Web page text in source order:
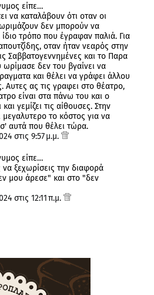
είπε…
να καταλάβουν ότι οταν οι
δεν μπορούν να
τρόπο που έγραφαν παλιά. Για
οταν ήταν νεαρός στην
Σαββατογεννημένες και το Παρα
δεν του βγαίνει να
και θέλει να γράφει άλλου
Αυτες ας τις γραφει στο θέατρο,
είναι στα πάνω του και ο
γεμίζει τις αίθουσες. Στην
μεγαλυτερο το κόστος για να
αυτά που θέλει τώρα.
στις 9:57 μ.μ.
είπε…
να ξεχωρίσεις την διαφορά
μου άρεσε" και στο "δεν
στις 12:11 π.μ.